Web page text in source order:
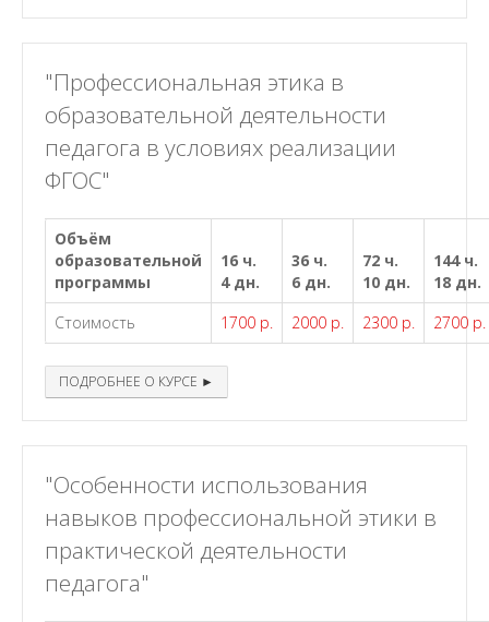
"Профессиональная этика в
образовательной деятельности
педагога в условиях реализации
ФГОС"
Объём
образовательной
программы
16 ч.
4 дн.
36 ч.
6 дн.
72 ч.
10 дн.
144 ч.
18 дн.
Стоимость
1700 р. 2000 р. 2300 р. 2700 р.
ПОДРОБНЕЕ О КУРСЕ ►
"Особенности использования
навыков профессиональной этики в
практической деятельности
педагога"